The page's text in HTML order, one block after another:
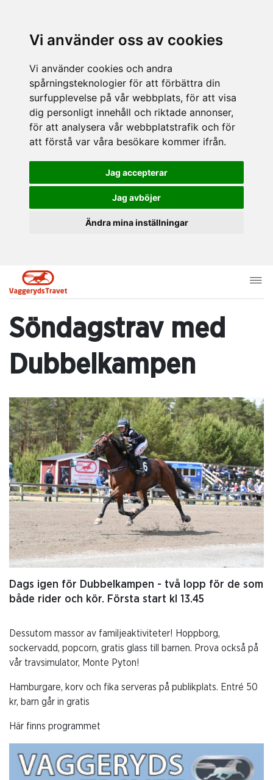
Vi använder oss av cookies
Vi använder cookies och andra
spårningsteknologier för att förbättra din
surfupplevelse på vår webbplats, för att visa
dig personligt innehåll och riktade annonser,
för att analysera vår webbplatstrafik och för
att förstå var våra besökare kommer ifrån.
Jag accepterar
Jag avböjer
Ändra mina inställningar
Söndagstrav med
Dubbelkampen
Dags igen för Dubbelkampen - två lopp för de som
både rider och kör. Första start kl 13.45
Dessutom massor av familjeaktiviteter! Hoppborg,
sockervadd, popcorn, gratis glass till barnen. Prova också på
vår travsimulator, Monte Pyton!
Hamburgare, korv och fika serveras på publikplats. Entré 50
kr, barn går in gratis
Här finns programmet